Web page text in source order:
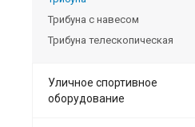
Трибуна с навесом
Трибуна телескопическая
Уличное спортивное
оборудование